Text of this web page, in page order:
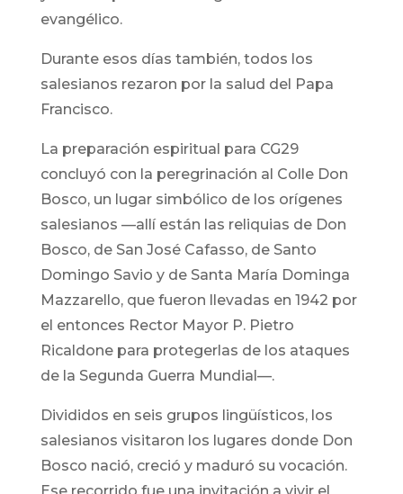
evangélico.
Durante esos días también, todos los
salesianos rezaron por la salud del Papa
Francisco.
La preparación espiritual para CG29
concluyó con la peregrinación al Colle Don
Bosco, un lugar simbólico de los orígenes
salesianos —allí están las reliquias de Don
Bosco, de San José Cafasso, de Santo
Domingo Savio y de Santa María Dominga
Mazzarello, que fueron llevadas en 1942 por
el entonces Rector Mayor P. Pietro
Ricaldone para protegerlas de los ataques
de la Segunda Guerra Mundial—.
Divididos en seis grupos lingüísticos, los
salesianos visitaron los lugares donde Don
Bosco nació, creció y maduró su vocación.